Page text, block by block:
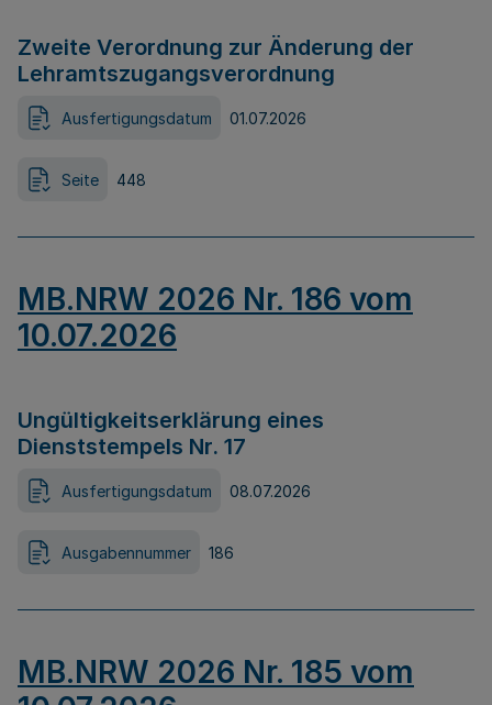
Zweite Verordnung zur Änderung der
Lehramtszugangsverordnung
Ausfertigungsdatum 01.07.2026
Seite 448
MB.NRW 2026 Nr. 186 vom
10.07.2026
Ungültigkeitserklärung eines
Dienststempels Nr. 17
Ausfertigungsdatum 08.07.2026
Ausgabennummer 186
MB.NRW 2026 Nr. 185 vom